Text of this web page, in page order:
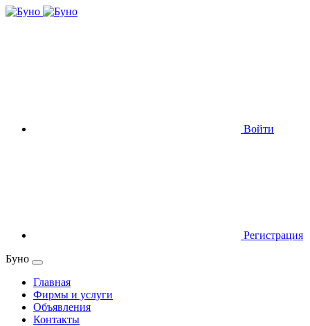
Войти
Регистрация
Буно
Главная
Фирмы и услуги
Объявления
Контакты